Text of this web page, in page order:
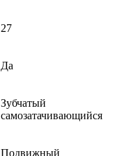
27
Да
Зубчатый
самозатачивающийся
Подвижный